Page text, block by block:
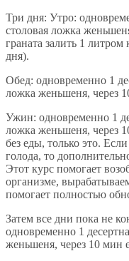
Три дня: Утро:
столовая ложка
граната залить 1
дня).
Обед: одновременно 1
ложка женьшеня, через
Ужин: одновременно 1
ложка женьшеня, через
без еды, только это.
голода, то
Этот курс помогает
организме,
помогает полностью
Затем все дни пока не
одновременно 1
женьшеня, через 10 мин